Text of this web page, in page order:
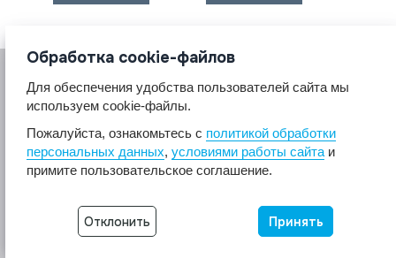
© 2017 A2A4
Крепеж из нержавеющей стали А2 А4.
Разработка сайта -
Неткам
Обработка cookie-файлов
Для обеспечения удобства пользователей сайта мы
используем cookie-файлы.
Пожалуйста, ознакомьтесь с политикой обработки
персональных данных, условиями работы сайта и
примите пользовательское соглашение.
Отклонить Принять